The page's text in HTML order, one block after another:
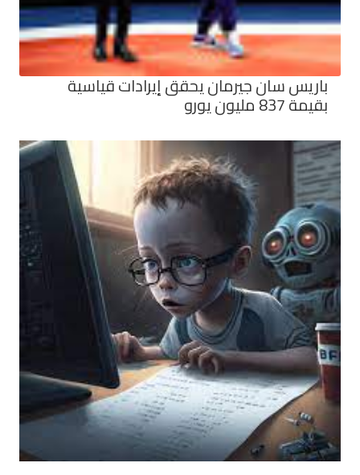
باريس سان جيرمان يحقق إيرادات قياسية
بقيمة 837 مليون يورو